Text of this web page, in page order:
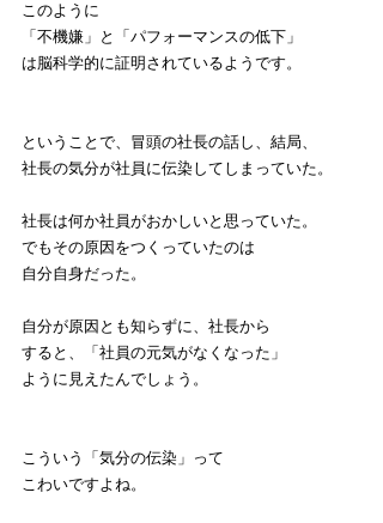
このように
「不機嫌」と「パフォーマンスの低下」
は脳科学的に証明されているようです。
ということで、冒頭の社長の話し、結局、
社長の気分が社員に伝染してしまっていた。
社長は何か社員がおかしいと思っていた。
でもその原因をつくっていたのは
自分自身だった。
自分が原因とも知らずに、社長から
すると、「社員の元気がなくなった」
ように見えたんでしょう。
こういう「気分の伝染」って
こわいですよね。